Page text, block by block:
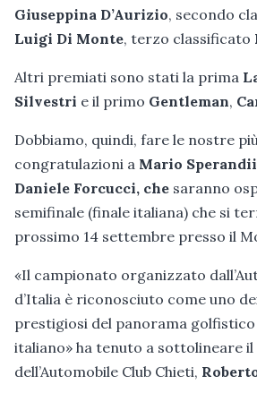
Giuseppina D’Aurizio, secondo
Luigi Di Monte, terzo classificato
Altri premiati sono stati la prima
Silvestri e il primo Gentleman,
Dobbiamo, quindi, fare le nostre
congratulazioni a Mario Sperandii
Daniele Forcucci, che saranno
semifinale (finale italiana) che si
prossimo 14 settembre presso il
«Il campionato organizzato
d’Italia è riconosciuto come uno
prestigiosi del panorama
italiano» ha tenuto a sottolineare
dell’Automobile Club Chieti,